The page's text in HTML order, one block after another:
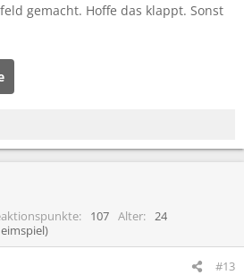
gemacht. Hoffe das klappt. Sonst
107 Alter
24
#13